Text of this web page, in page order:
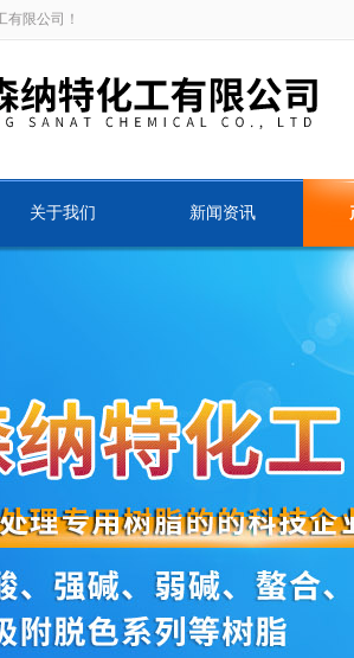
有限公司！
关于我们 新闻资讯